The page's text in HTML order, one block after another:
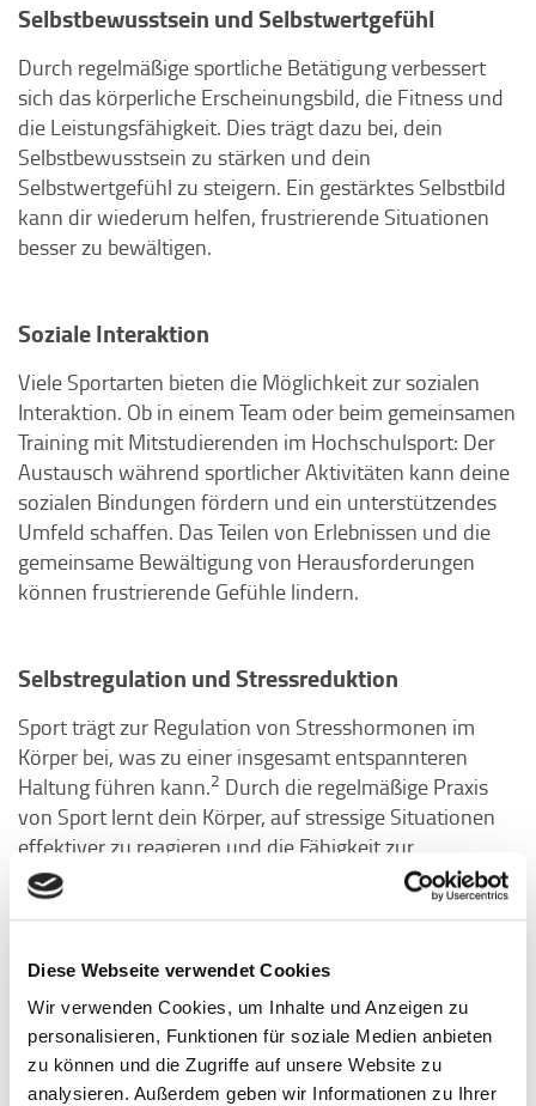
Diese Webseite verwendet Cookies
Wir verwenden Cookies, um Inhalte und Anzeigen zu
personalisieren, Funktionen für soziale Medien anbieten
zu können und die Zugriffe auf unsere Website zu
analysieren. Außerdem geben wir Informationen zu Ihrer
Selbstbewusstsein und Selbstwertgefühl
Durch regelmäßige sportliche Betätigung verbessert
sich das körperliche Erscheinungsbild, die Fitness und
die Leistungsfähigkeit. Dies trägt dazu bei, dein
Selbstbewusstsein zu stärken und dein
Selbstwertgefühl zu steigern. Ein gestärktes Selbstbild
kann dir wiederum helfen, frustrierende Situationen
besser zu bewältigen.
Soziale Interaktion
Viele Sportarten bieten die Möglichkeit zur sozialen
Interaktion. Ob in einem Team oder beim gemeinsamen
Training mit Mitstudierenden im Hochschulsport: Der
Austausch während sportlicher Aktivitäten kann deine
sozialen Bindungen fördern und ein unterstützendes
Umfeld schaffen. Das Teilen von Erlebnissen und die
gemeinsame Bewältigung von Herausforderungen
können frustrierende Gefühle lindern.
Selbstregulation und Stressreduktion
Sport trägt zur Regulation von Stresshormonen im
Körper bei, was zu einer insgesamt entspannteren
Haltung führen kann.2 Durch die regelmäßige Praxis
von Sport lernt dein Körper, auf stressige Situationen
effektiver zu reagieren und die Fähigkeit zur
Selbstregulation wird gestärkt.
Insgesamt bietet Sport eine ganzheitliche
Herangehensweise an die Bewältigung von Frust,
indem er sowohl den Körper als auch den Geist
anspricht. Egal, ob es sich um intensive Workouts
entspannende Aktivitätenhandelt, regelmäßige